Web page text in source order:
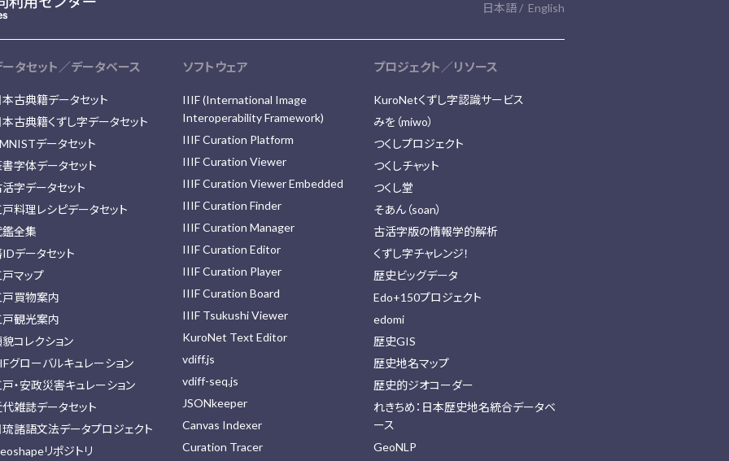
日本語 English
ータセット／データベース
古典籍データセット
古典籍くずし字データセット
データセット
字体データセット
字データセット
料理レシピデータセット
鑑全集
データセット
マップ
戸買物案内
戸観光案内
コレクション
グローバルキュレーション
・安政災害キュレーション
雑誌データセット
諸語文法データプロジェクト
リポジトリ
ソフトウェア
IIIF (International Image
Interoperability Framework)
IIIF Curation Platform
IIIF Curation Viewer
IIIF Curation Viewer Embedded
IIIF Curation Finder
IIIF Curation Manager
IIIF Curation Editor
IIIF Curation Player
IIIF Curation Board
IIIF Tsukushi Viewer
KuroNet Text Editor
vdiff.js
vdiff-seq.js
JSONkeeper
Canvas Indexer
Curation Tracer
プロジェクト／リソース
KuroNetくずし字認識サービス
みを（miwo）
つくしプロジェクト
つくしチャット
つくし堂
そあん（soan）
古活字版の情報学的解析
くずし字チャレンジ！
歴史ビッグデータ
Edo+150プロジェクト
edomi
歴史GIS
歴史地名マップ
歴史的ジオコーダー
れきちめ：日本歴史地名統合データベ
ース
GeoNLP